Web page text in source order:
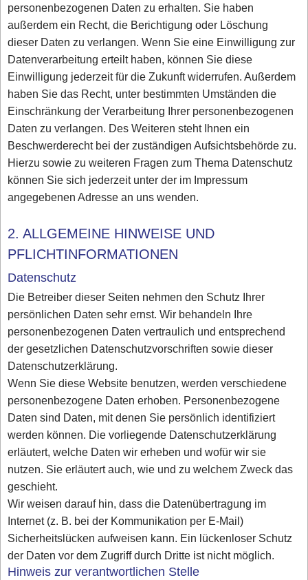
personenbezogenen Daten zu erhalten. Sie haben
außerdem ein Recht, die Berichtigung oder Löschung
dieser Daten zu verlangen. Wenn Sie eine Einwilligung zur
Datenverarbeitung erteilt haben, können Sie diese
Einwilligung jederzeit für die Zukunft widerrufen. Außerdem
haben Sie das Recht, unter bestimmten Umständen die
Einschränkung der Verarbeitung Ihrer personenbezogenen
Daten zu verlangen. Des Weiteren steht Ihnen ein
Beschwerderecht bei der zuständigen Aufsichtsbehörde zu.
Hierzu sowie zu weiteren Fragen zum Thema Datenschutz
können Sie sich jederzeit unter der im Impressum
angegebenen Adresse an uns wenden.
2. ALLGEMEINE HINWEISE UND
PFLICHTINFORMATIONEN
Datenschutz
Die Betreiber dieser Seiten nehmen den Schutz Ihrer
persönlichen Daten sehr ernst. Wir behandeln Ihre
personenbezogenen Daten vertraulich und entsprechend
der gesetzlichen Datenschutzvorschriften sowie dieser
Datenschutzerklärung.
Wenn Sie diese Website benutzen, werden verschiedene
personenbezogene Daten erhoben. Personenbezogene
Daten sind Daten, mit denen Sie persönlich identifiziert
werden können. Die vorliegende Datenschutzerklärung
erläutert, welche Daten wir erheben und wofür wir sie
nutzen. Sie erläutert auch, wie und zu welchem Zweck das
geschieht.
Wir weisen darauf hin, dass die Datenübertragung im
Internet (z. B. bei der Kommunikation per E-Mail)
Sicherheitslücken aufweisen kann. Ein lückenloser Schutz
der Daten vor dem Zugriff durch Dritte ist nicht möglich.
Hinweis zur verantwortlichen Stelle